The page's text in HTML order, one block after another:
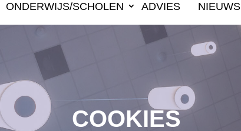
ONDERWIJS/SCHOLEN ADVIES NIEUWS
COOKIES